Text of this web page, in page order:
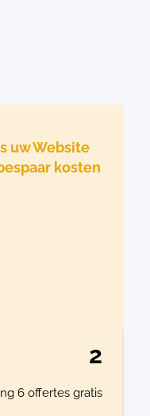
uw Website
kosten
2
6 offertes gratis